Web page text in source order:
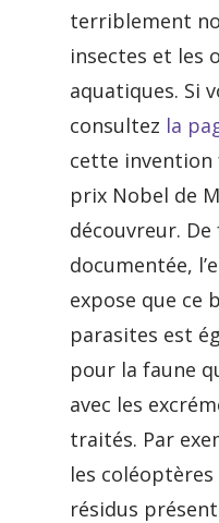
terriblement
insectes et les
aquatiques. Si
consultez la
cette invention
prix Nobel de
découvreur.
documentée,
expose que ce
parasites est
pour la faune
avec les
traités. Par
les
résidus